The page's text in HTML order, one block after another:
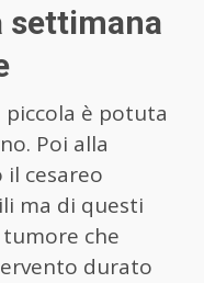
settimana
è potuta
Poi alla
cesareo
ma di questi
che
durato